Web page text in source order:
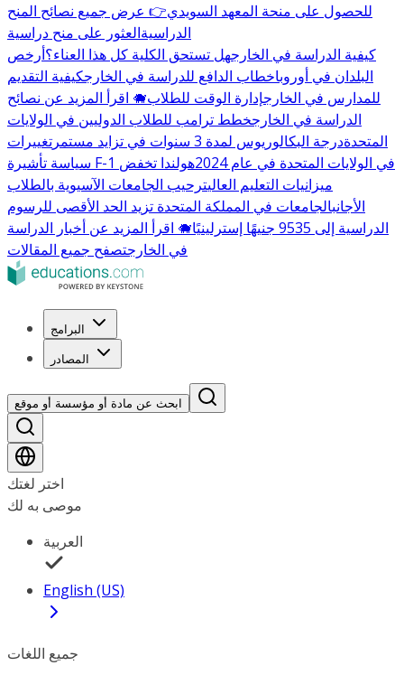
للحصول على منحة المعهد السويدي👉 عرض جميع نصائح المنح
الدراسيةالعثور على منح دراسية
كيفية الدراسة في الخارجهل تستحق الكلية كل هذا العناء؟أرخص
البلدان في أوروباخطاب الدافع للدراسة في الخارجكيفية التقديم
للمدارس في الخارجإدارة الوقت للطلاب🐗 اقرأ المزيد عن نصائح
الدراسة في الخارجخطط ترامب للطلاب الدوليين في الولايات
المتحدةدرجة البكالوريوس لمدة 3 سنوات في تزايد مستمر
تغييرات
سياسة تأشيرة F-1 في الولايات المتحدة في عام 2024
هولندا تخفض
ميزانيات التعليم العاليترحيب الجامعات الآسيوية بالطلاب
الأجانبالجامعات في المملكة المتحدة تزيد الحد الأقصى للرسوم
الدراسية إلى 9535 جنيهًا إسترلينيًا
🐗 اقرأ المزيد عن أخبار الدراسة
في الخارجتصفح جميع المقالات
البرامج
المصادر
ابحث عن مادة أو مؤسسة أو موقع
اختر لغتك
موصى به لك
العربية
English (US)
جميع اللغات